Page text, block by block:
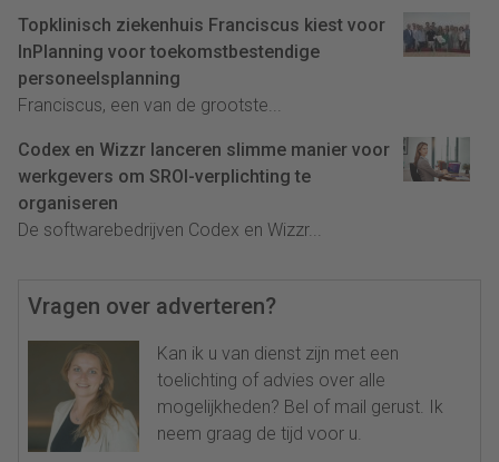
Topklinisch ziekenhuis Franciscus kiest voor
InPlanning voor toekomstbestendige
personeelsplanning
Franciscus, een van de grootste...
Codex en Wizzr lanceren slimme manier voor
werkgevers om SROI-verplichting te
organiseren
De softwarebedrijven Codex en Wizzr...
Vragen over adverteren?
Kan ik u van dienst zijn met een
toelichting of advies over alle
mogelijkheden? Bel of mail gerust. Ik
neem graag de tijd voor u.